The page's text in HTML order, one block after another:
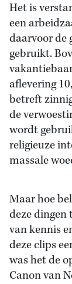
Het is
een
daarvoor de
gebruikt.
aflevering
betreft
de
wordt
religieuze
massale
Maar hoe
deze dingen
van kennis
deze clips
was het de
Canon van